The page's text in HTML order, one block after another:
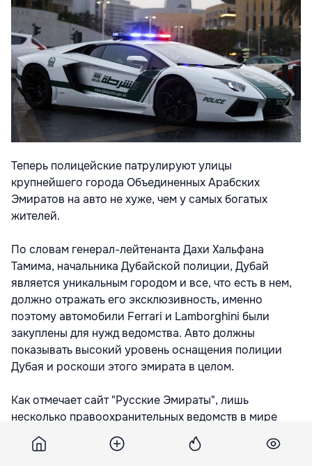
Теперь полицейские патрулируют улицы
крупнейшего города Объединенных Арабских
Эмиратов на авто не хуже, чем у самых богатых
жителей.
По словам генерал-лейтенанта Дахи Хальфана
Тамима, начальника Дубайской полиции, Дубай
является уникальным городом и все, что есть в нем,
должно отражать его эксклюзивность, именно
поэтому автомобили Ferrari и Lamborghini были
закуплены для нужд ведомства. Авто должны
показывать высокий уровень оснащения полиции
Дубая и роскоши этого эмирата в целом.
Как отмечает сайт "Русские Эмираты", лишь
несколько правоохранительных ведомств в мире
имеют в своем наличии такие спорткары.